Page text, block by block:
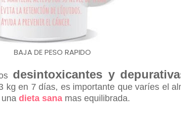
BAJA DE PESO RAPIDO
desintoxicantes y
kg en 7 días, es importante que varíes el
dieta sana mas equilibrada.